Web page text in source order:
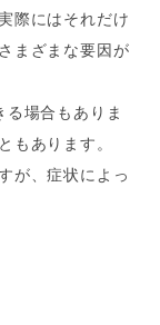
際にはそれだけ
まざまな要因が
場合もありま
もあります。
が、症状によっ